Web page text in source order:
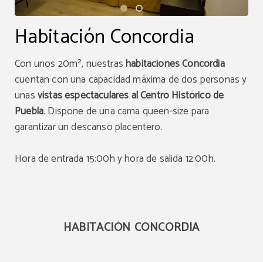
Habitación Concordia
Con unos 20m², nuestrashabitaciones Concordia
cuentan con una capacidad máxima de dos personas y
unasvistas espectaculares al Centro Histórico de
Puebla. Dispone de una cama queen-size para
garantizar un descanso placentero.
Hora de entrada 15:00h y hora de salida 12:00h.
HABITACIÓN CONCORDIA